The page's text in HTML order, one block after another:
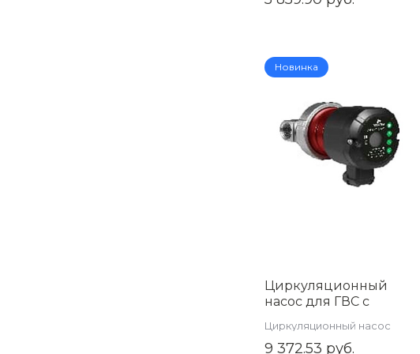
Новинка
Циркуляционный
насос для ГВС с
1/2, AM-GPE15-12T
Циркуляционный насос
9 372.53 руб.